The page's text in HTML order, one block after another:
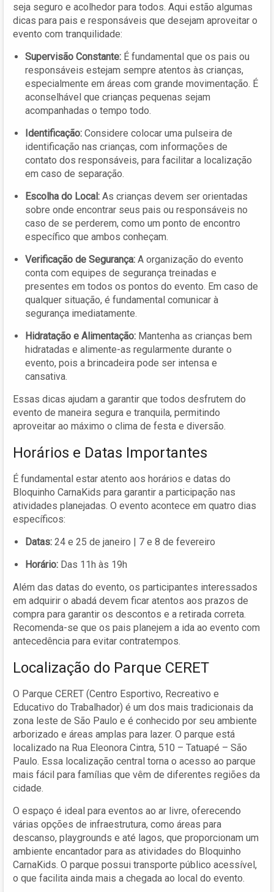
seja seguro e acolhedor para todos. Aqui estão algumas
dicas para pais e responsáveis que desejam aproveitar o
evento com tranquilidade:
Supervisão Constante: É fundamental que os pais ou
responsáveis estejam sempre atentos às crianças,
especialmente em áreas com grande movimentação. É
aconselhável que crianças pequenas sejam
acompanhadas o tempo todo.
Identificação: Considere colocar uma pulseira de
identificação nas crianças, com informações de
contato dos responsáveis, para facilitar a localização
em caso de separação.
Escolha do Local: As crianças devem ser orientadas
sobre onde encontrar seus pais ou responsáveis no
caso de se perderem, como um ponto de encontro
específico que ambos conheçam.
Verificação de Segurança: A organização do evento
conta com equipes de segurança treinadas e
presentes em todos os pontos do evento. Em caso de
qualquer situação, é fundamental comunicar à
segurança imediatamente.
Hidratação e Alimentação: Mantenha as crianças bem
hidratadas e alimente-as regularmente durante o
evento, pois a brincadeira pode ser intensa e
cansativa.
Essas dicas ajudam a garantir que todos desfrutem do
evento de maneira segura e tranquila, permitindo
aproveitar ao máximo o clima de festa e diversão.
Horários e Datas Importantes
É fundamental estar atento aos horários e datas do
Bloquinho CarnaKids para garantir a participação nas
atividades planejadas. O evento acontece em quatro dias
específicos:
Datas: 24 e 25 de janeiro | 7 e 8 de fevereiro
Horário: Das 11h às 19h
Além das datas do evento, os participantes interessados
em adquirir o abadá devem ficar atentos aos prazos de
compra para garantir os descontos e a retirada correta.
Recomenda-se que os pais planejem a ida ao evento com
antecedência para evitar contratempos.
Localização do Parque CERET
O Parque CERET (Centro Esportivo, Recreativo e
Educativo do Trabalhador) é um dos mais tradicionais da
zona leste de São Paulo e é conhecido por seu ambiente
arborizado e áreas amplas para lazer. O parque está
localizado na Rua Eleonora Cintra, 510 – Tatuapé – São
Paulo. Essa localização central torna o acesso ao parque
mais fácil para famílias que vêm de diferentes regiões da
cidade.
O espaço é ideal para eventos ao ar livre, oferecendo
várias opções de infraestrutura, como áreas para
descanso, playgrounds e até lagos, que proporcionam um
ambiente encantador para as atividades do Bloquinho
CarnaKids. O parque possui transporte público acessível,
o que facilita ainda mais a chegada ao local do evento.